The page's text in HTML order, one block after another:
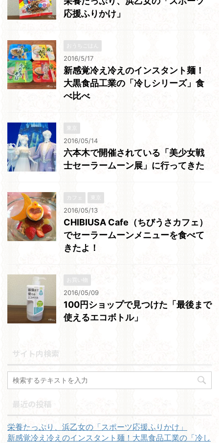
応援ふりかけ」
おうちごはん
2016/5/17
新感覚冷え冷えのインスタント麺！
大黒食品工業の「冷しシリーズ」食
べ比べ
東京
2016/05/14
六本木で開催されている「美少女戦
士セーラームーン展」に行ってきた
カフェ 東京
2016/05/13
CHIBIUSA Cafe（ちびうさカフェ）
でセーラームーンメニューを食べて
きたよ！
お買い物
2016/05/09
100円ショップで見つけた「最後まで
使えるエコボトル」
サイト内検索
最近の投稿
栄養たっぷり、浜乙女の「スポーツ応援ふりかけ」
新感覚冷え冷えのインスタント麺！大黒食品工業の「冷し